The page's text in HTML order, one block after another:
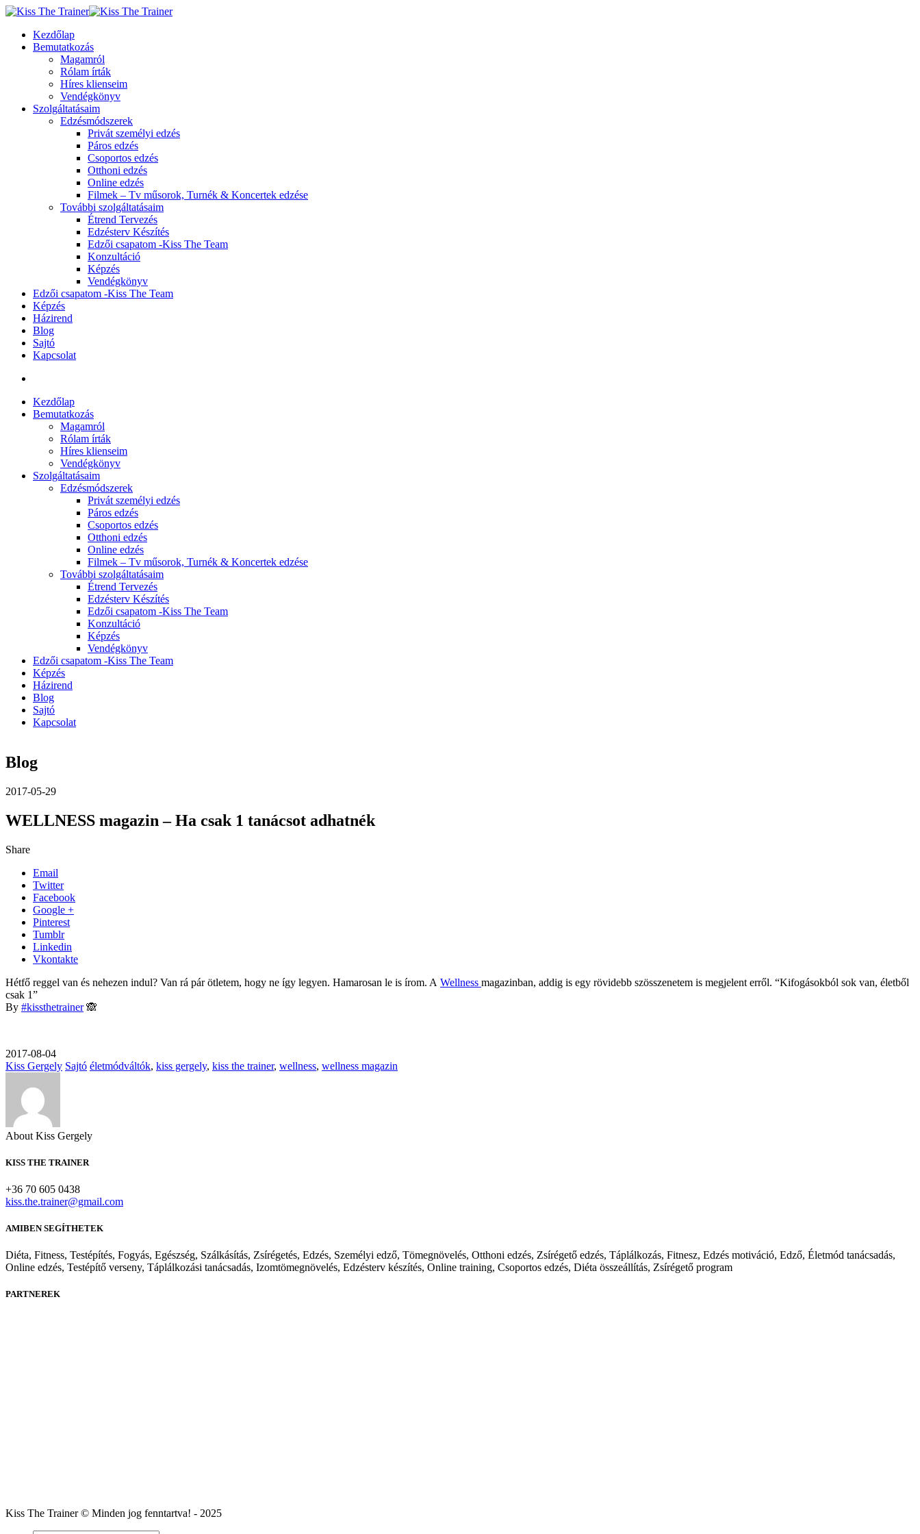
Kezdőlap
Bemutatkozás
Magamról
Rólam írták
Híres klienseim
Vendégkönyv
Szolgáltatásaim
Edzésmódszerek
Privát személyi edzés
Páros edzés
Csoportos edzés
Otthoni edzés
Online edzés
Filmek – Tv műsorok, Turnék & Koncertek edzése
További szolgáltatásaim
Étrend Tervezés
Edzésterv Készítés
Edzői csapatom -Kiss The Team
Konzultáció
Képzés
Vendégkönyv
Edzői csapatom -Kiss The Team
Képzés
Házirend
Blog
Sajtó
Kapcsolat
Kezdőlap
Bemutatkozás
Magamról
Rólam írták
Híres klienseim
Vendégkönyv
Szolgáltatásaim
Edzésmódszerek
Privát személyi edzés
Páros edzés
Csoportos edzés
Otthoni edzés
Online edzés
Filmek – Tv műsorok, Turnék & Koncertek edzése
További szolgáltatásaim
Étrend Tervezés
Edzésterv Készítés
Edzői csapatom -Kiss The Team
Konzultáció
Képzés
Vendégkönyv
Edzői csapatom -Kiss The Team
Képzés
Házirend
Blog
Sajtó
Kapcsolat
Blog
2017-05-29
WELLNESS magazin – Ha csak 1 tanácsot adhatnék
Share
Email
Twitter
Facebook
Google +
Pinterest
Tumblr
Linkedin
Vkontakte
Hétfő reggel van és nehezen indul? Van rá pár ötletem, hogy ne így legyen. Hamarosan le is írom. A Wellness magazinban, addig is egy rövidebb szösszenetem is megjelent erről. “Kifogásokból sok van, életből
csak 1”
By #kissthetrainer 🙈
2017-08-04
Kiss Gergely Sajtó életmódváltók, kiss gergely, kiss the trainer, wellness, wellness magazin
About Kiss Gergely
KISS THE TRAINER
+36 70 605 0438
kiss.the.trainer@gmail.com
AMIBEN SEGÍTHETEK
Diéta, Fitness, Testépítés, Fogyás, Egészség, Szálkásítás, Zsírégetés, Edzés, Személyi edző, Tömegnövelés, Otthoni edzés, Zsírégető edzés, Táplálkozás, Fitnesz, Edzés motiváció, Edző, Életmód tanácsadás,
Online edzés, Testépítő verseny, Táplálkozási tanácsadás, Izomtömegnövelés, Edzésterv készítés, Online training, Csoportos edzés, Diéta összeállítás, Zsírégető program
PARTNEREK
Kiss The Trainer © Minden jog fenntartva! - 2025